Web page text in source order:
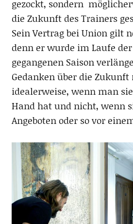
gezockt, sondern
die Zukunft des Trainers
Sein Vertrag bei Union gilt
denn er wurde im Laufe
gegangenen Saison
Gedanken über die
idealerweise, wenn man
Hand hat und nicht, wenn
Angeboten oder so vor